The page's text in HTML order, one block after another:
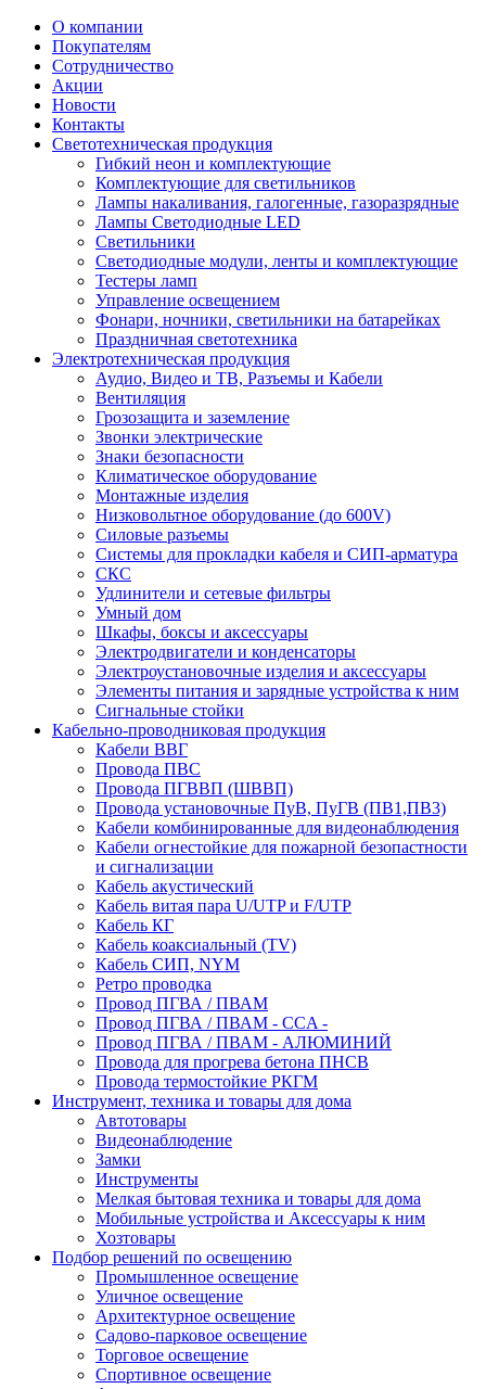
О компании
Покупателям
Сотрудничество
Акции
Новости
Контакты
Светотехническая продукция
Гибкий неон и комплектующие
Комплектующие для светильников
Лампы накаливания, галогенные, газоразрядные
Лампы Светодиодные LED
Светильники
Светодиодные модули, ленты и комплектующие
Тестеры ламп
Управление освещением
Фонари, ночники, светильники на батарейках
Праздничная светотехника
Электротехническая продукция
Аудио, Видео и ТВ, Разъемы и Кабели
Вентиляция
Грозозащита и заземление
Звонки электрические
Знаки безопасности
Климатическое оборудование
Монтажные изделия
Низковольтное оборудование (до 600V)
Силовые разъемы
Системы для прокладки кабеля и СИП-арматура
СКС
Удлинители и сетевые фильтры
Умный дом
Шкафы, боксы и аксессуары
Электродвигатели и конденсаторы
Электроустановочные изделия и аксессуары
Элементы питания и зарядные устройства к ним
Сигнальные стойки
Кабельно-проводниковая продукция
Кабели ВВГ
Провода ПВС
Провода ПГВВП (ШВВП)
Провода установочные ПуВ, ПуГВ (ПВ1,ПВ3)
Кабели комбинированные для видеонаблюдения
Кабели огнестойкие для пожарной безопастности
и сигнализации
Кабель акустический
Кабель витая пара U/UTP и F/UTP
Кабель КГ
Кабель коаксиальный (TV)
Кабель СИП, NYM
Ретро проводка
Провод ПГВА / ПВАМ
Провод ПГВА / ПВАМ - CCA -
Провод ПГВА / ПВАМ - АЛЮМИНИЙ
Провода для прогрева бетона ПНСВ
Провода термостойкие РКГМ
Инструмент, техника и товары для дома
Автотовары
Видеонаблюдение
Замки
Инструменты
Мелкая бытовая техника и товары для дома
Мобильные устройства и Аксессуары к ним
Хозтовары
Подбор решений по освещению
Промышленное освещение
Уличное освещение
Архитектурное освещение
Садово-парковое освещение
Торговое освещение
Спортивное освещение